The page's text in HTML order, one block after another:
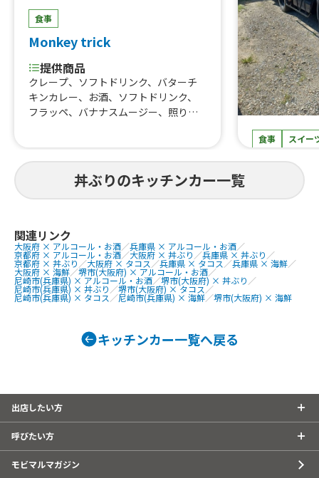
食事
Monkey trick
提供商品
クレープ、ソフトドリンク、バターチ
キンカレー、お酒、ソフトドリンク、
フラッペ、バナナスムージー、照り焼
り焼きチキンの焼き鳥丼
食事 スイー
okome
提供商品
丼ぶり、焼き
丼ぶりのキッチンカー一覧
関連リンク
大阪府 × アルコール・お酒／兵庫県 × アルコール・お酒／
京都府 × アルコール・お酒／大阪府 × 丼ぶり ／兵庫県 × 丼ぶり ／
京都府 × 丼ぶり ／大阪府 × タコス／兵庫県 × タコス／兵庫県 × 海鮮／
大阪府 × 海鮮／堺市(大阪府) × アルコール・お酒／
尼崎市(兵庫県) × アルコール・お酒／堺市(大阪府) × 丼ぶり ／
尼崎市(兵庫県) × 丼ぶり ／堺市(大阪府) × タコス／
尼崎市(兵庫県) × タコス／尼崎市(兵庫県) × 海鮮／堺市(大阪府) × 海鮮
キッチンカー一覧へ戻る
出店したい方
呼びたい方
モビマルマガジン